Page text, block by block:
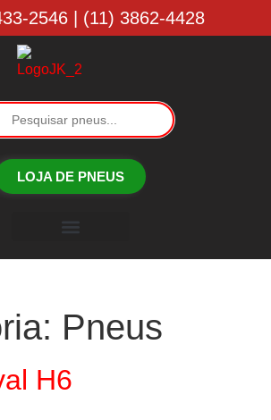
2546 | (11) 3862-4428
LOJA DE PNEUS
Pneus
H6